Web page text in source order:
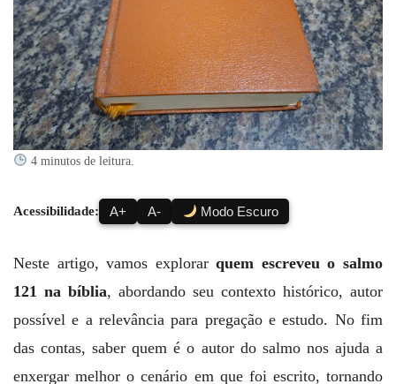
4 minutos de leitura.
Acessibilidade: A+ A- Modo Escuro
Neste artigo, vamos explorarquem escreveu o salmo
121 na bíblia, abordando seu contexto histórico, autor
possível e a relevância para pregação e estudo. No fim
das contas, saber quem é o autor do salmo nos ajuda a
enxergar melhor o cenário em que foi escrito, tornando